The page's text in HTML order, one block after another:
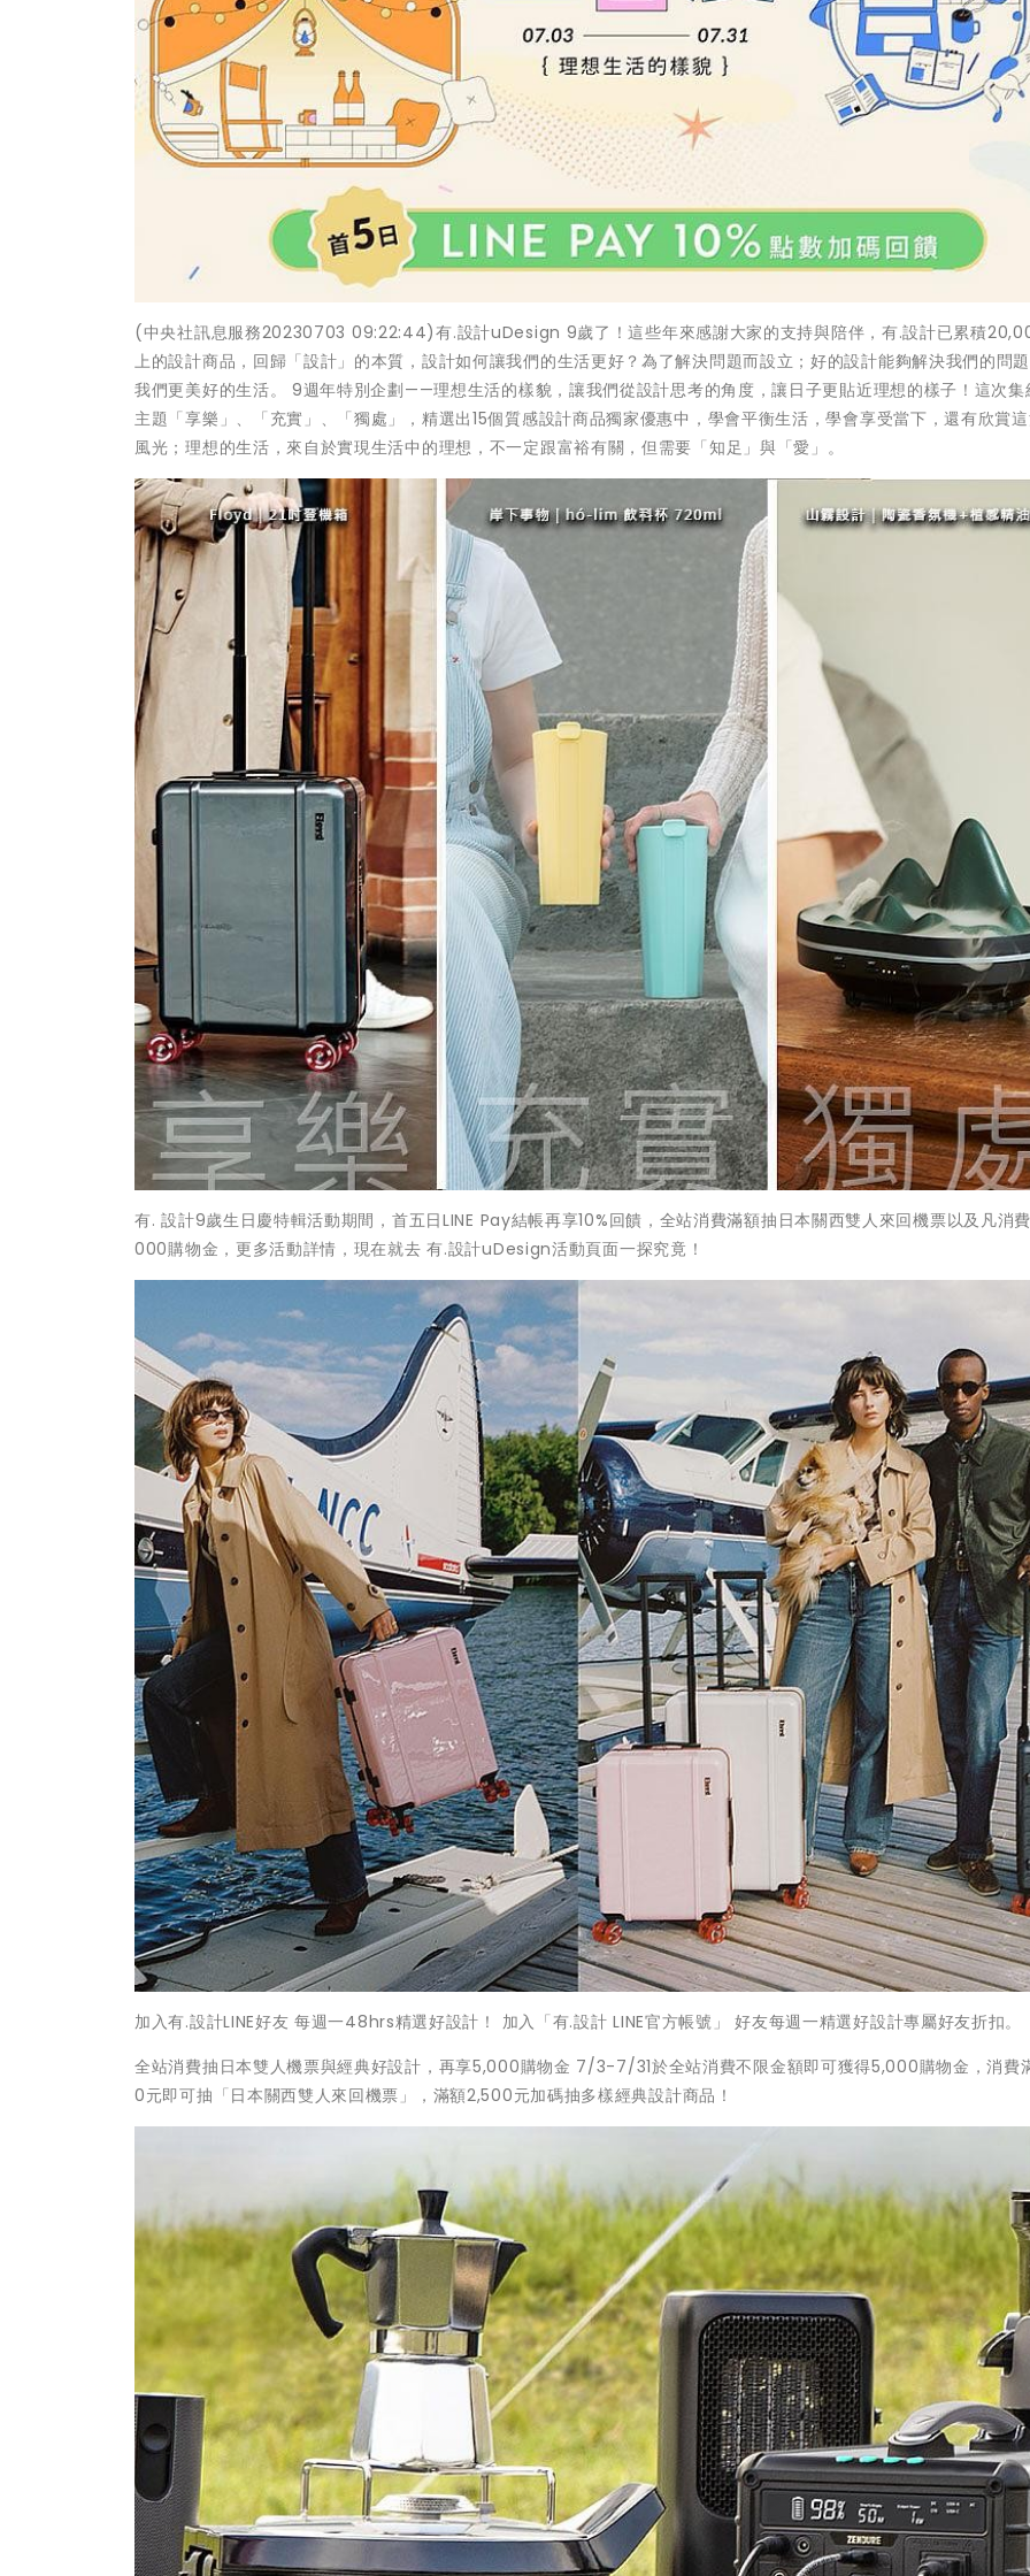
(中央社訊息服務20230703 09:22:44)有.設計uDesign 9歲了！這些年來感謝大家的支持與陪伴，有.設計已累積
上的設計商品，回歸「設計」的本質，設計如何讓我們的生活更好？為了解決問題而設立；好的設計能夠解決我們的問
我們更美好的生活。 9週年特別企劃——理想生活的樣貌，讓我們從設計思考的角度，讓日子更貼近理想的樣子！這次集
主題「享樂」、「充實」、「獨處」，精選出15個質感設計商品獨家優惠中，學會平衡生活，學會享受當下，還有欣賞
風光；理想的生活，來自於實現生活中的理想，不一定跟富裕有關，但需要「知足」與「愛」。
有. 設計9歲生日慶特輯活動期間，首五日LINE Pay結帳再享10%回饋，全站消費滿額抽日本關西雙人來回機票以及凡消
000購物金，更多活動詳情，現在就去 有.設計uDesign活動頁面一探究竟！
加入有.設計LINE好友 每週一48hrs精選好設計！ 加入「有.設計 LINE官方帳號」 好友每週一精選好設計專屬好友折扣。
全站消費抽日本雙人機票與經典好設計，再享5,000購物金 7/3-7/31於全站消費不限金額即可獲得5,000購物金，消費
0元即可抽「日本關西雙人來回機票」，滿額2,500元加碼抽多樣經典設計商品！